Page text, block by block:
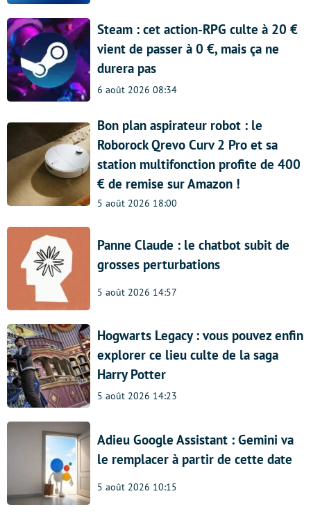
Steam : cet action-RPG culte à 20 €
vient de passer à 0 €, mais ça ne
durera pas
6 août 2026 08:34
Bon plan aspirateur robot : le
Roborock Qrevo Curv 2 Pro et sa
station multifonction profite de 400
€ de remise sur Amazon !
5 août 2026 18:00
Panne Claude : le chatbot subit de
grosses perturbations
5 août 2026 14:57
Hogwarts Legacy : vous pouvez enfin
explorer ce lieu culte de la saga
Harry Potter
5 août 2026 14:23
Adieu Google Assistant : Gemini va
le remplacer à partir de cette date
5 août 2026 10:15